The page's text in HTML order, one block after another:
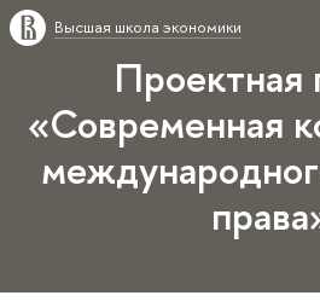
Высшая школа экономики
Проектная
«Современная